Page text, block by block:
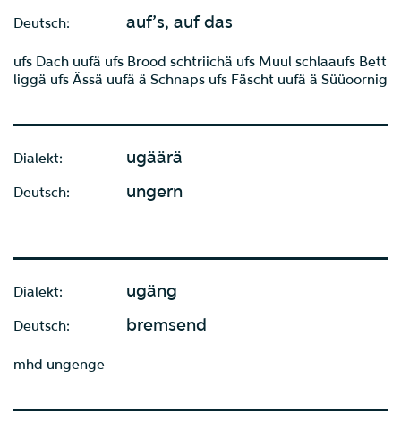
Deutsch: auf’s, auf das
ufs Dach uufä ufs Brood schtriichä ufs Muul schlaaufs Bett
liggä ufs Ässä uufä ä Schnaps ufs Fäscht uufä ä Süüoornig
Dialekt: ugäärä
Deutsch: ungern
Dialekt: ugäng
Deutsch: bremsend
mhd ungenge